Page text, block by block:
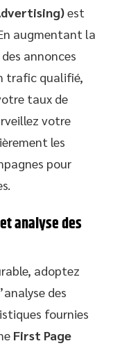
est
augmentant la
annonces
trafic qualifié,
taux de
votre
les
pour
analyse des
adoptez
des
fournies
First Page